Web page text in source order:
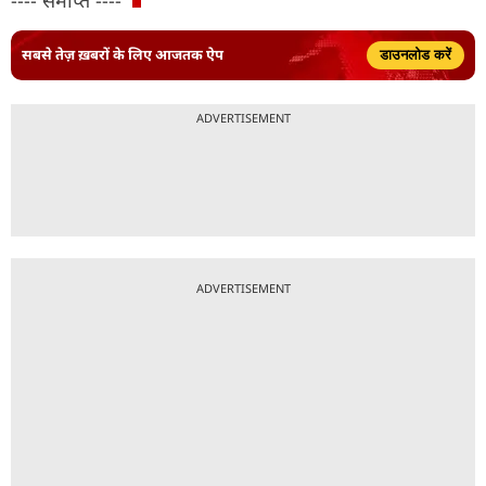
सबसे तेज़ ख़बरों के लिए आजतक ऐप डाउनलोड करें
ADVERTISEMENT
ADVERTISEMENT